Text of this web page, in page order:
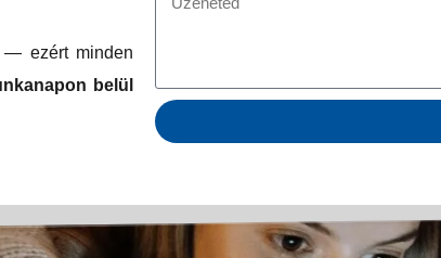
ezért minden
belül